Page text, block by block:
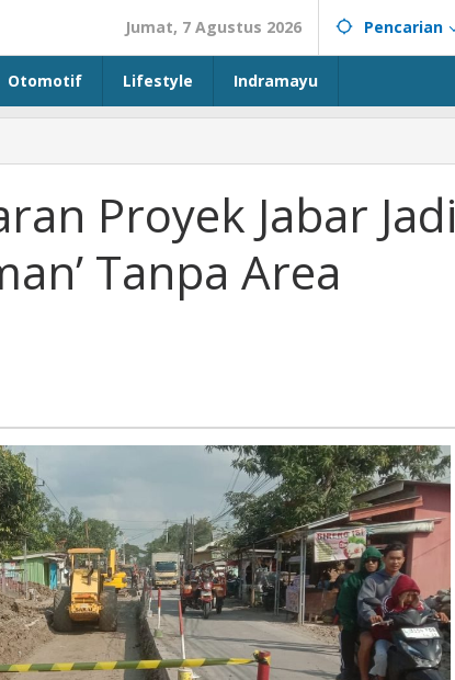
Jumat, 7 Agustus 2026 Pencarian
Otomotif Lifestyle Indramayu
Proyek Jabar Jadi
Tanpa Area